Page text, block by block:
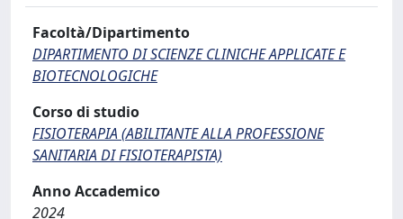
Facoltà/Dipartimento
DIPARTIMENTO DI SCIENZE CLINICHE APPLICATE E
BIOTECNOLOGICHE
Corso di studio
FISIOTERAPIA (ABILITANTE ALLA PROFESSIONE
SANITARIA DI FISIOTERAPISTA)
Anno Accademico
2024